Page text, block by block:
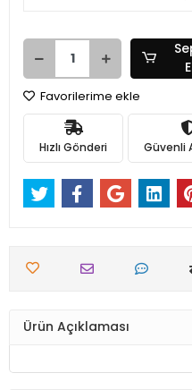
Favorilerime ekle
Hızlı Gönderi Güvenli
Ürün Açıklaması